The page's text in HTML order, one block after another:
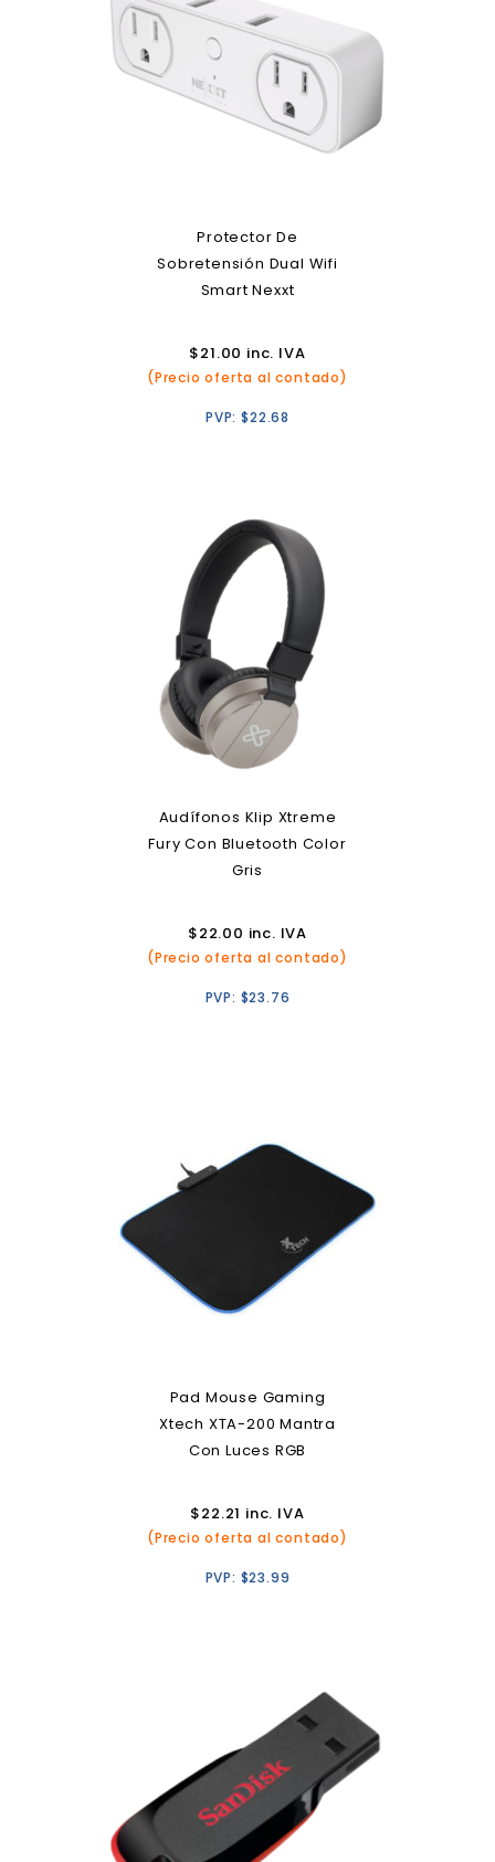
Protector De
Sobretensión Dual Wifi
Smart Nexxt
$21.00 inc. IVA
(Precio oferta al contado)
PVP:$22.68
Audífonos Klip Xtreme
Fury Con Bluetooth Color
Gris
$22.00 inc. IVA
(Precio oferta al contado)
PVP: $23.76
Pad Mouse Gaming
Xtech XTA-200 Mantra
Con Luces RGB
$22.21 inc. IVA
(Precio oferta al contado)
PVP: $23.99